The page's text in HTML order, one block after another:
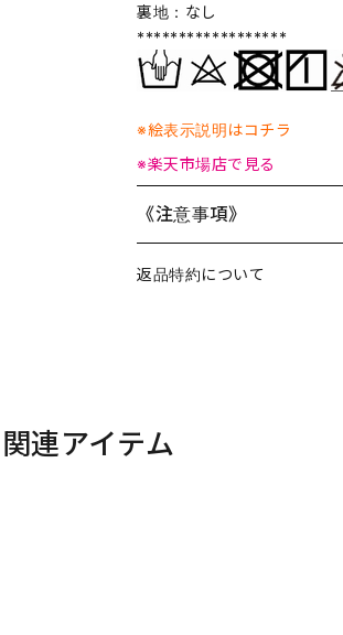
裏地：なし
******************
※絵表示説明はコチラ
※楽天市場店で見る
《注意事項》
返品特約について
関連アイテム